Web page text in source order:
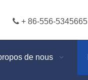
+ 86-556-5345665
de nous